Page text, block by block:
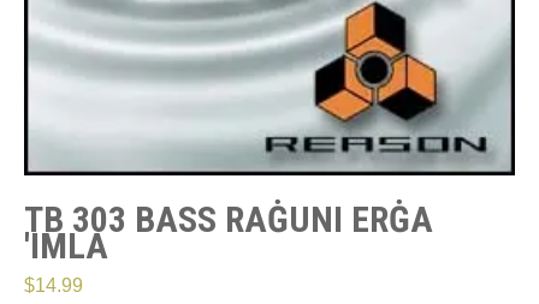
TB 303 BASS RAĠUNI ERĠA
'IMLA
$14.99